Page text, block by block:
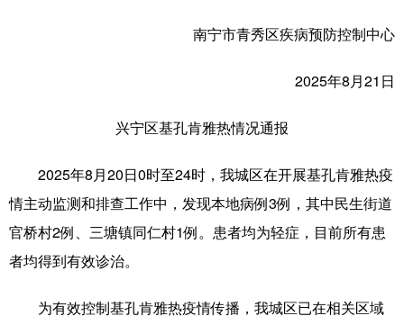
文化产业
浙江 安徽 福建 江西
山东
广东 广西 海南 重庆
南宁市青秀区疾病预防控制中心
2025年8月21日
兴宁区基孔肯雅热情况通报
2025年8月20日0时至24时，我城区在开展基孔肯雅热疫
情主动监测和排查工作中，发现本地病例3例，其中民生街道
官桥村2例、三塘镇同仁村1例。患者均为轻症，目前所有患
者均得到有效诊治。
为有效控制基孔肯雅热疫情传播，我城区已在相关区域